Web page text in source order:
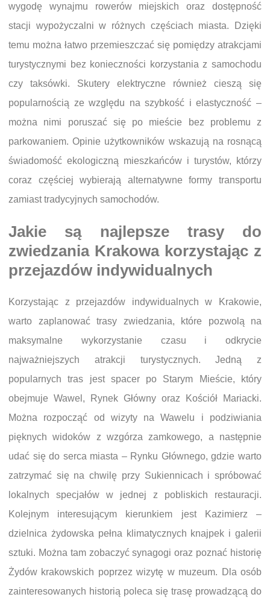
wygodę wynajmu rowerów miejskich oraz dostępność
stacji wypożyczalni w różnych częściach miasta. Dzięki
temu można łatwo przemieszczać się pomiędzy atrakcjami
turystycznymi bez konieczności korzystania z samochodu
czy taksówki. Skutery elektryczne również cieszą się
popularnością ze względu na szybkość i elastyczność –
można nimi poruszać się po mieście bez problemu z
parkowaniem. Opinie użytkowników wskazują na rosnącą
świadomość ekologiczną mieszkańców i turystów, którzy
coraz częściej wybierają alternatywne formy transportu
zamiast tradycyjnych samochodów.
Jakie są najlepsze trasy do
zwiedzania Krakowa korzystając z
przejazdów indywidualnych
Korzystając z przejazdów indywidualnych w Krakowie,
warto zaplanować trasy zwiedzania, które pozwolą na
maksymalne wykorzystanie czasu i odkrycie
najważniejszych atrakcji turystycznych. Jedną z
popularnych tras jest spacer po Starym Mieście, który
obejmuje Wawel, Rynek Główny oraz Kościół Mariacki.
Można rozpocząć od wizyty na Wawelu i podziwiania
pięknych widoków z wzgórza zamkowego, a następnie
udać się do serca miasta – Rynku Głównego, gdzie warto
zatrzymać się na chwilę przy Sukiennicach i spróbować
lokalnych specjałów w jednej z pobliskich restauracji.
Kolejnym interesującym kierunkiem jest Kazimierz –
dzielnica żydowska pełna klimatycznych knajpek i galerii
sztuki. Można tam zobaczyć synagogi oraz poznać historię
Żydów krakowskich poprzez wizytę w muzeum. Dla osób
zainteresowanych historią poleca się trasę prowadzącą do